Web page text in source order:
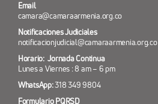
Email
camara@camaraarmenia.org.co
Notificaciones Judiciales
notificacionjudicial@camaraarmenia.org.co
Horario: Jornada Continua
Lunes a Viernes : 8 am – 6 pm
WhatsApp:318 349 9804
Formulario PQRSD